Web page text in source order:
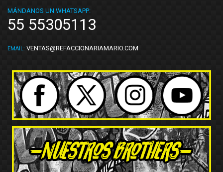
MÁNDANOS UN WHATSAPP:
55 55305113
EMAIL: VENTAS@REFACCIONARIAMARIO.COM